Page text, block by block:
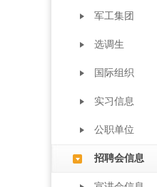
军工集团
选调生
国际组织
实习信息
公职单位
招聘会信息